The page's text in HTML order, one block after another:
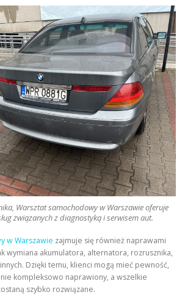
Warsztat samochodowy w Warszawie oferuje
związanych z diagnostyką i serwisem aut.
w Warszawie zajmuje się również naprawami
wymiana akumulatora, alternatora, rozrusznika,
Dzięki temu, klienci mogą mieć pewność,
kompleksowo naprawiony, a wszelkie
szybko rozwiązane.